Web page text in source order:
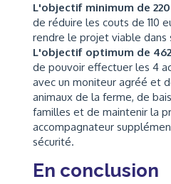
L'objectif minimum de
de réduire les couts de 110
rendre le projet viable dans
L'objectif optimum de
de pouvoir effectuer les 4
avec un moniteur agréé et
animaux de la ferme, de
familles et de maintenir la
accompagnateur
sécurité.
En conclusion